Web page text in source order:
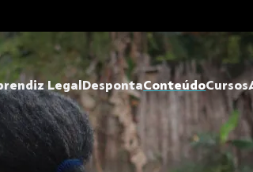
LegalDespontaConteúdoCursos